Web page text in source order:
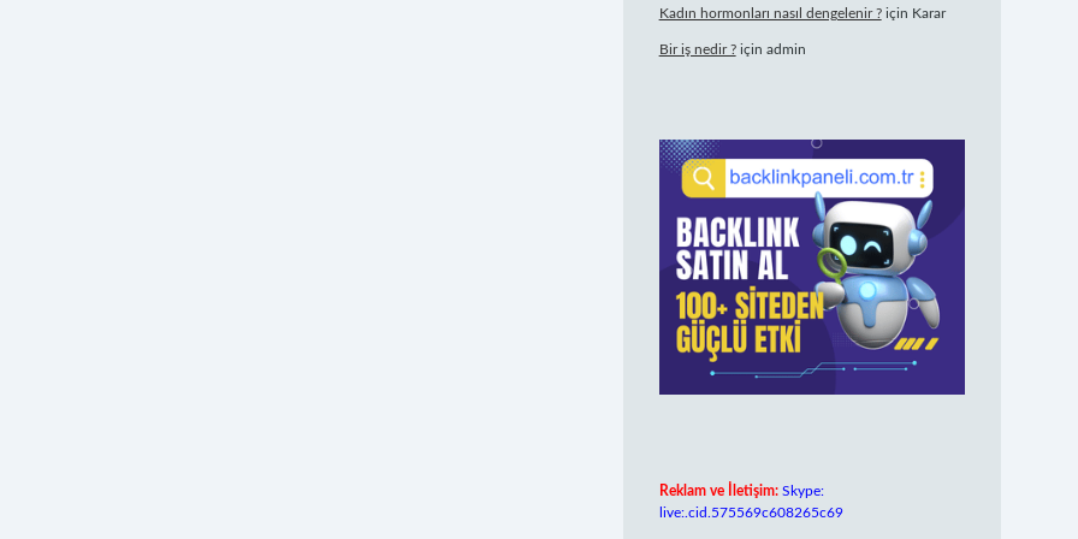
Kadın hormonları nasıl dengelenir ?için Karar
Bir iş nedir ?için admin
Reklam ve İletişim: Skype:
live:.cid.575569c608265c69